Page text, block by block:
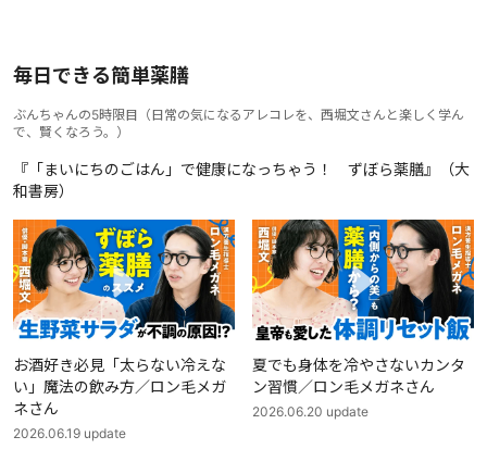
毎日できる簡単薬膳
ぶんちゃんの5時限目 （日常の気になるアレコレを、西堀文さんと楽しく学ん
で、賢くなろう。 ）
『「まいにちのごはん」で健康になっちゃう！ ずぼら薬膳』（大
和書房）
お酒好き必見「太らない冷えな
い」魔法の飲み方／ロン毛メガ
ネさん
2026.06.19 update
夏でも身体を冷やさないカンタ
ン習慣／ロン毛メガネさん
2026.06.20 update